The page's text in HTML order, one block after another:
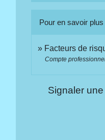
Pour en savoir plus
Facteurs de
Compte
Signaler